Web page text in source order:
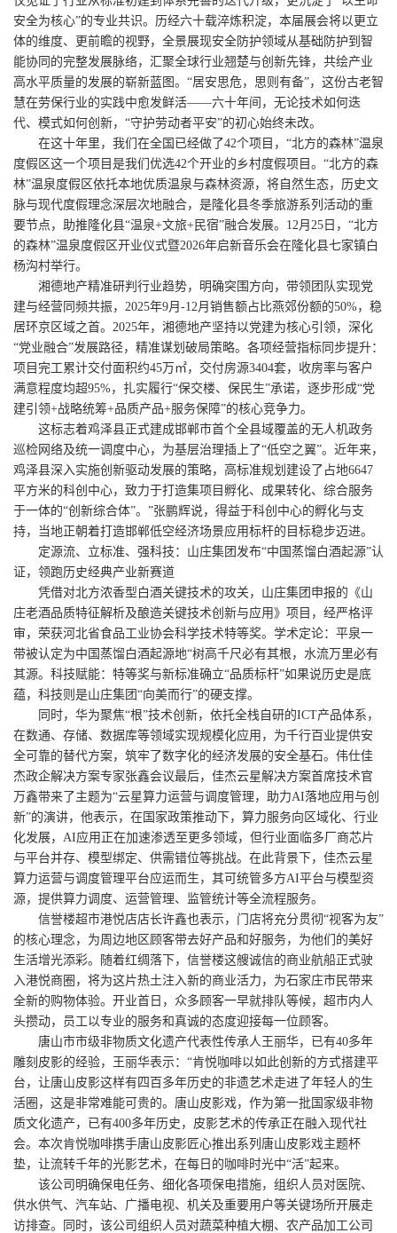
安全为核心”的专业共识。历经六十载淬炼积淀，本届展会将以更立
体的维度、更前瞻的视野，全景展现安全防护领域从基础防护到智
能协同的完整发展脉络，汇聚全球行业翘楚与创新先锋，共绘产业
高水平质量的发展的崭新蓝图。“居安思危，思则有备”，这份古老智
慧在劳保行业的实践中愈发鲜活——六十年间，无论技术如何迭
代、模式如何创新，“守护劳动者平安”的初心始终未改。
在这十年里，我们在全国已经做了42个项目，“北方的森林”温泉
度假区这一个项目是我们优选42个开业的乡村度假项目。“北方的森
林”温泉度假区依托本地优质温泉与森林资源，将自然生态，历史文
脉与现代度假理念深层次地融合，是隆化县冬季旅游系列活动的重
要节点，助推隆化县“温泉+文旅+民宿”融合发展。12月25日，“北方
的森林”温泉度假区开业仪式暨2026年启新音乐会在隆化县七家镇白
杨沟村举行。
湘德地产精准研判行业趋势，明确突围方向，带领团队实现党
建与经营同频共振，2025年9月-12月销售额占比燕郊份额的50%，稳
居环京区域之首。2025年，湘德地产坚持以党建为核心引领，深化
“党业融合”发展路径，精准谋划破局策略。各项经营指标同步提升：
项目完工累计交付面积约45万㎡，交付房源3404套，收房率与客户
满意程度均超95%，扎实履行“保交楼、保民生”承诺，逐步形成“党
建引领+战略统筹+品质产品+服务保障”的核心竞争力。
这标志着鸡泽县正式建成邯郸市首个全县域覆盖的无人机政务
巡检网络及统一调度中心，为基层治理插上了“低空之翼”。近年来，
鸡泽县深入实施创新驱动发展的策略，高标准规划建设了占地6647
平方米的科创中心，致力于打造集项目孵化、成果转化、综合服务
于一体的“创新综合体”。”张鹏辉说，得益于科创中心的孵化与支
持，当地正朝着打造邯郸低空经济场景应用标杆的目标稳步迈进。
定源流、立标准、强科技：山庄集团发布“中国蒸馏白酒起源”认
证，领跑历史经典产业新赛道
凭借对北方浓香型白酒关键技术的攻关，山庄集团申报的《山
庄老酒品质特征解析及酿造关键技术创新与应用》项目，经严格评
审，荣获河北省食品工业协会科学技术特等奖。学术定论：平泉一
带被认定为中国蒸馏白酒起源地“树高千尺必有其根，水流万里必有
其源。科技赋能：特等奖与新标准确立“品质标杆”如果说历史是底
蕴，科技则是山庄集团“向美而行”的硬支撑。
同时，华为聚焦“根”技术创新，依托全栈自研的ICT产品体系，
在数通、存储、数据库等领域实现规模化应用，为千行百业提供安
全可靠的替代方案，筑牢了数字化的经济发展的安全基石。伟仕佳
杰政企解决方案专家张鑫会议最后，佳杰云星解决方案首席技术官
万鑫带来了主题为“云星算力运营与调度管理，助力AI落地应用与创
新”的演讲，他表示，在国家政策推动下，算力服务向区域化、行业
化发展，AI应用正在加速渗透至更多领域，但行业面临多厂商芯片
与平台并存、模型绑定、供需错位等挑战。在此背景下，佳杰云星
算力运营与调度管理平台应运而生，其可统管多方AI平台与模型资
源，提供算力调度、运营管理、监管统计等全流程服务。
信誉楼超市港悦店店长许鑫也表示，门店将充分贯彻“视客为友”
的核心理念，为周边地区顾客带去好产品和好服务，为他们的美好
生活增光添彩。随着红绸落下，信誉楼这艘诚信的商业航船正式驶
入港悦商圈，将为这片热土注入新的商业活力，为石家庄市民带来
全新的购物体验。开业首日，众多顾客一早就排队等候，超市内人
头攒动，员工以专业的服务和真诚的态度迎接每一位顾客。
唐山市市级非物质文化遗产代表性传承人王丽华，已有40多年
雕刻皮影的经验，王丽华表示：“肯悦咖啡以如此创新的方式搭建平
台，让唐山皮影这样有四百多年历史的非遗艺术走进了年轻人的生
活圈，这是非常难能可贵的。唐山皮影戏，作为第一批国家级非物
质文化遗产，已有400多年历史，皮影艺术的传承正在融入现代社
会。本次肯悦咖啡携手唐山皮影匠心推出系列唐山皮影戏主题杯
垫，让流转千年的光影艺术，在每日的咖啡时光中“活”起来。
该公司明确保电任务、细化各项保电措施，组织人员对医院、
供水供气、汽车站、广播电视、机关及重要用户等关键场所开展走
访排查。同时，该公司组织人员对蔬菜种植大棚、农产品加工公司